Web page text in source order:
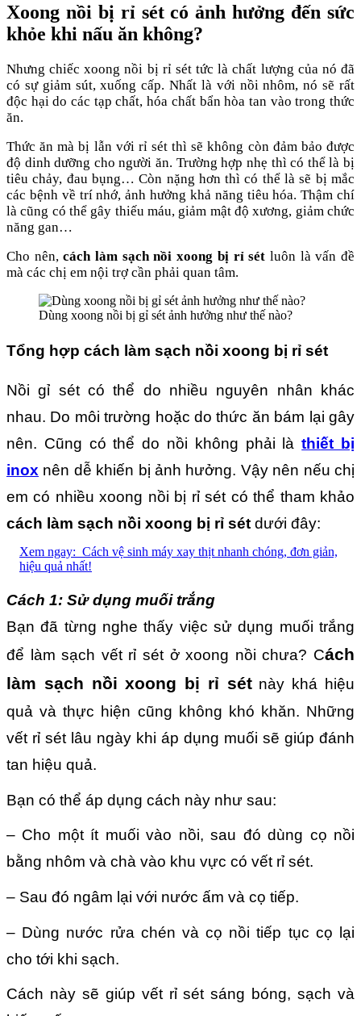
Xoong nồi bị rỉ sét có ảnh hưởng đến sức
khỏe khi nấu ăn không?
Nhưng chiếc xoong nồi bị rỉ sét tức là chất lượng của nó đã
có sự giảm sút, xuống cấp. Nhất là với nồi nhôm, nó sẽ rất
độc hại do các tạp chất, hóa chất bẩn hòa tan vào trong thức
ăn.
Thức ăn mà bị lẫn với rỉ sét thì sẽ không còn đảm bảo được
độ dinh dưỡng cho người ăn. Trường hợp nhẹ thì có thể là bị
tiêu chảy, đau bụng… Còn nặng hơn thì có thể là sẽ bị mắc
các bệnh về trí nhớ, ảnh hưởng khả năng tiêu hóa. Thậm chí
là cũng có thể gây thiếu máu, giảm mật độ xương, giảm chức
năng gan…
Cho nên,cách làm sạch nồi xoong bị rỉ sét luôn là vấn đề
mà các chị em nội trợ cần phải quan tâm.
Dùng xoong nồi bị gỉ sét ảnh hưởng như thế nào?
Tổng hợp cách làm sạch nồi xoong bị rỉ sét
Nồi gỉ sét có thể do nhiều nguyên nhân khác
nhau. Do môi trường hoặc do thức ăn bám lại gây
nên. Cũng có thể do nồi không phải làthiết bị
inox nên dễ khiến bị ảnh hưởng. Vậy nên nếu chị
em có nhiều xoong nồi bị rỉ sét có thể tham khảo
cách làm sạch nồi xoong bị rỉ sét dưới đây:
Xem ngay: Cách vệ sinh máy xay thịt nhanh chóng, đơn giản,
hiệu quả nhất!
Cách 1: Sử dụng muối trắng
Bạn đã từng nghe thấy việc sử dụng muối trắng
để làm sạch vết rỉ sét ở xoong nồi chưa? Cách
làm sạch nồi xoong bị rỉ sétnày khá hiệu
quả và thực hiện cũng không khó khăn. Những
vết rỉ sét lâu ngày khi áp dụng muối sẽ giúp đánh
tan hiệu quả.
Bạn có thể áp dụng cách này như sau:
– Cho một ít muối vào nồi, sau đó dùng cọ nồi
bằng nhôm và chà vào khu vực có vết rỉ sét.
– Sau đó ngâm lại với nước ấm và cọ tiếp.
– Dùng nước rửa chén và cọ nồi tiếp tục cọ lại
cho tới khi sạch.
Cách này sẽ giúp vết rỉ sét sáng bóng, sạch và